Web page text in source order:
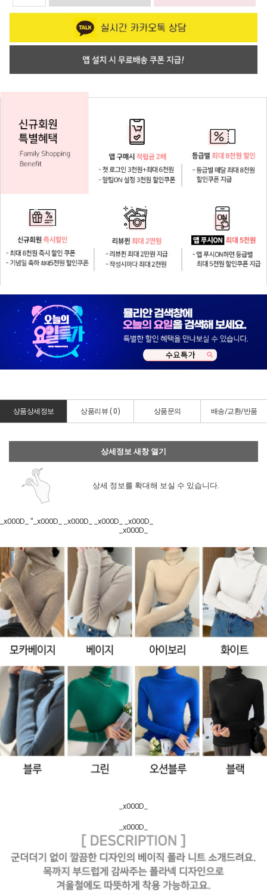
상품상세정보 상품리뷰 ( 0) 상품문의 배송/교환/반품
상세정보 새창 열기
상세 정보를 확대해 보실 수 있습니다.
_x000D_ "_x000D_ _x000D_ _x000D_ _x000D_
_x000D_
_x000D_
_x000D_